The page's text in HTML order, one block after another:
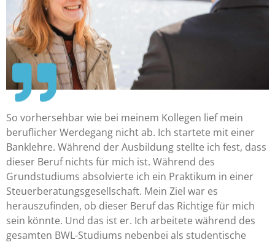
So vorhersehbar wie bei meinem Kollegen lief mein
beruflicher Werdegang nicht ab. Ich startete mit einer
Banklehre. Während der Ausbildung stellte ich fest, dass
dieser Beruf nichts für mich ist. Während des
Grundstudiums absolvierte ich ein Praktikum in einer
Steuerberatungsgesellschaft. Mein Ziel war es
herauszufinden, ob dieser Beruf das Richtige für mich
sein könnte. Und das ist er. Ich arbeitete während des
gesamten BWL-Studiums nebenbei als studentische